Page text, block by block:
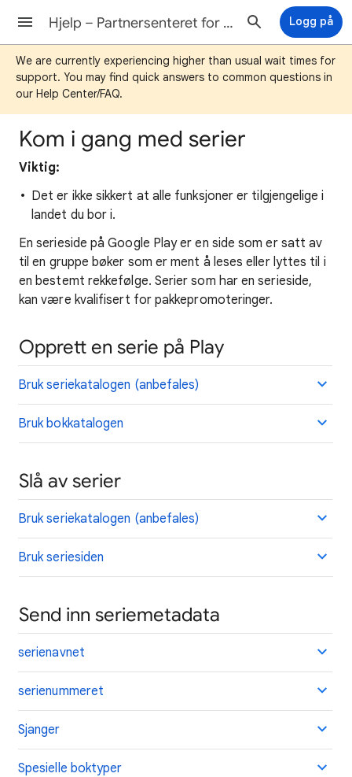
Hjelp – Partnersenteret for Google Play Bøker Logg på
We are currently experiencing higher than usual wait times for
support. You may find quick answers to common questions in
our Help Center/FAQ.
Kom i gang med serier
Viktig:
Det er ikke sikkert at alle funksjoner er tilgjengelige i
landet du bor i.
En serieside på Google Play er en side som er satt av
til en gruppe bøker som er ment å leses eller lyttes til i
en bestemt rekkefølge. Serier som har en serieside,
kan være kvalifisert for pakkepromoteringer.
Opprett en serie på Play
Bruk seriekatalogen (anbefales)
Bruk bokkatalogen
Slå av serier
Bruk seriekatalogen (anbefales)
Bruk seriesiden
Send inn seriemetadata
serienavnet
serienummeret
Sjanger
Spesielle boktyper